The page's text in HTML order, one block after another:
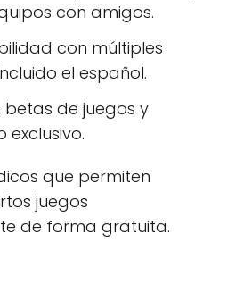
con amigos.
con múltiples
el español.
betas de juegos y
exclusivo.
que permiten
juegos
de forma gratuita.